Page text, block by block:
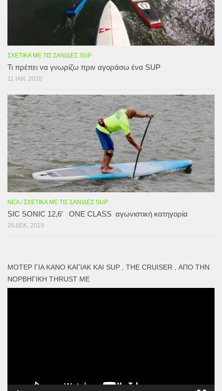
ΣΧΕΤΙΚΆ ΜΕ ΤΙΣ ΣΑΝΊΔΕΣ SUP
Τι πρέπει να γνωρίζω πριν αγοράσω ένα SUP
11 ΙΑΝ, 2020
ΝΈΑ/ ΣΧΕΤΙΚΆ ΜΕ ΤΙΣ ΣΑΝΊΔΕΣ SUP
SIC SONIC 12,6′ ONE CLASS αγωνιστική κατηγορία
26 ΔΕΚ, 2019
ΜΟΤΕΡ ΓΙΑ ΚΑΝΌ ΚΑΓΙΑΚ ΚΑΙ SUP , THE CRUISER , ΑΠΌ ΤΗΝ
ΝΟΡΒΗΓΙΚΉ THRUST ME